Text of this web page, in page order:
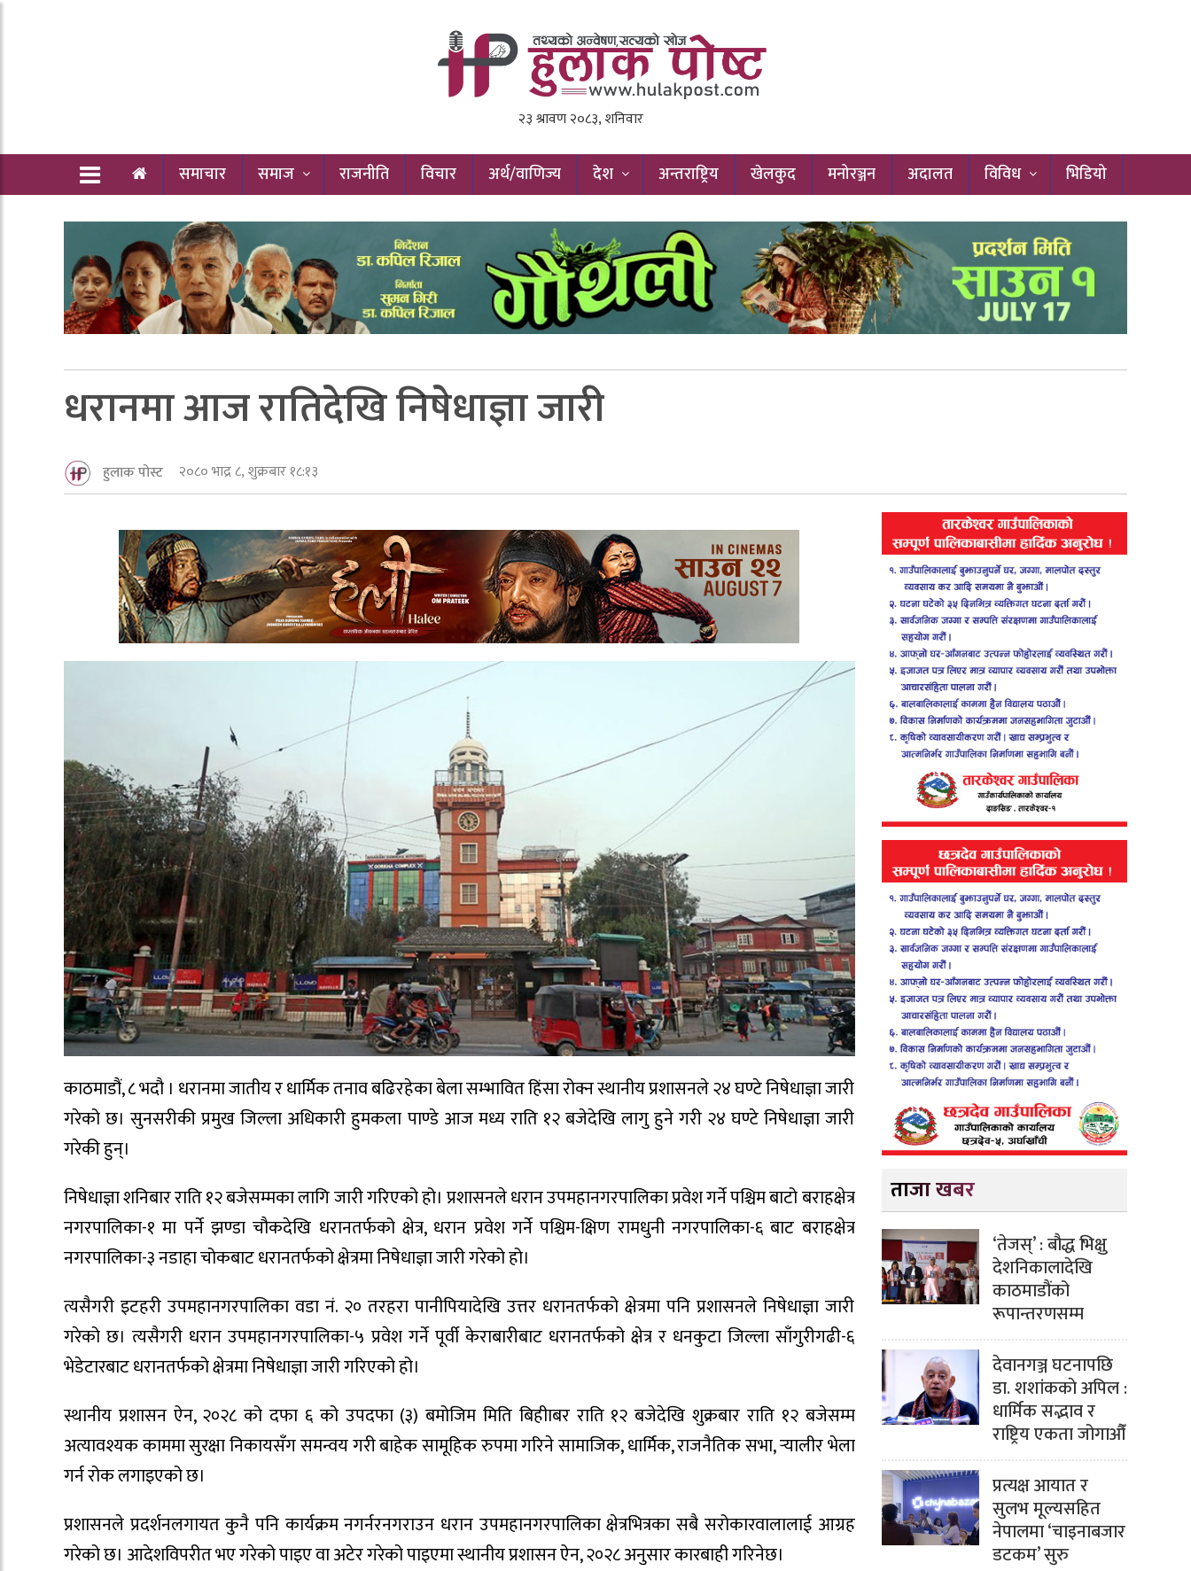
समाचार समाज राजनीति विचार अर्थ/वाणिज्य देश अन्तराष्ट्रिय खेलकुद मनोरञ्जन अदालत विविध भिडियो
धरानमा आज रातिदेखि निषेधाज्ञा जारी
हुलाक पोस्ट २०८० भाद्र ८, शुक्रबार १८:१३
काठमाडौं, ८ भदौ । धरानमा जातीय र धार्मिक तनाव बढिरहेका बेला सम्भावित हिंसा रोक्न स्थानीय प्रशासनले २४ घण्टे निषेधाज्ञा जारी
गरेको छ। सुनसरीकी प्रमुख जिल्ला अधिकारी हुमकला पाण्डे आज मध्य राति १२ बजेदेखि लागु हुने गरी २४ घण्टे निषेधाज्ञा जारी
गरेकी हुन्।
निषेधाज्ञा शनिबार राति १२ बजेसम्मका लागि जारी गरिएको हो। प्रशासनले धरान उपमहानगरपालिका प्रवेश गर्ने पश्चिम बाटो बराहक्षेत्र
नगरपालिका-१ मा पर्ने झण्डा चौकदेखि धरानतर्फको क्षेत्र, धरान प्रवेश गर्ने पश्चिम-क्षिण रामधुनी नगरपालिका-६ बाट बराहक्षेत्र
नगरपालिका-३ नडाहा चोकबाट धरानतर्फको क्षेत्रमा निषेधाज्ञा जारी गरेको हो।
त्यसैगरी इटहरी उपमहानगरपालिका वडा नं. २० तरहरा पानीपियादेखि उत्तर धरानतर्फको क्षेत्रमा पनि प्रशासनले निषेधाज्ञा जारी
गरेको छ। त्यसैगरी धरान उपमहानगरपालिका-५ प्रवेश गर्ने पूर्वी केराबारीबाट धरानतर्फको क्षेत्र र धनकुटा जिल्ला साँगुरीगढी-६
भेडेटारबाट धरानतर्फको क्षेत्रमा निषेधाज्ञा जारी गरिएको हो।
स्थानीय प्रशासन ऐन, २०२८ को दफा ६ को उपदफा (३) बमोजिम मिति बिहीाबर राति १२ बजेदेखि शुक्रबार राति १२ बजेसम्म
अत्यावश्यक काममा सुरक्षा निकायसँग समन्वय गरी बाहेक सामूहिक रुपमा गरिने सामाजिक, धार्मिक, राजनैतिक सभा, र्‍यालीर भेला
गर्न रोक लगाइएको छ।
प्रशासनले प्रदर्शनलगायत कुनै पनि कार्यक्रम नगर्नरनगराउन धरान उपमहानगरपालिका क्षेत्रभित्रका सबै सरोकारवालालाई आग्रह
गरेको छ। आदेशविपरीत भए गरेको पाइए वा अटेर गरेको पाइएमा स्थानीय प्रशासन ऐन, २०२८ अनुसार कारबाही गरिनेछ।
ताजा खबर
‘तेजस्’ : बौद्ध भिक्षु
देशनिकालादेखि
काठमाडौंको
रूपान्तरणसम्म
देवानगञ्ज घटनापछि
डा. शशांककाे अपिल :
धार्मिक सद्भाव र
राष्ट्रिय एकता जोगाऔँ
प्रत्यक्ष आयात र
सुलभ मूल्यसहित
नेपालमा ‘चाइनाबजार
डटकम’ सुरु